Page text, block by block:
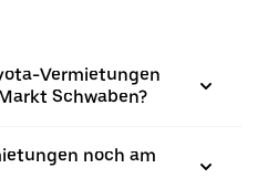
Vermietungen
Schwaben?
noch am